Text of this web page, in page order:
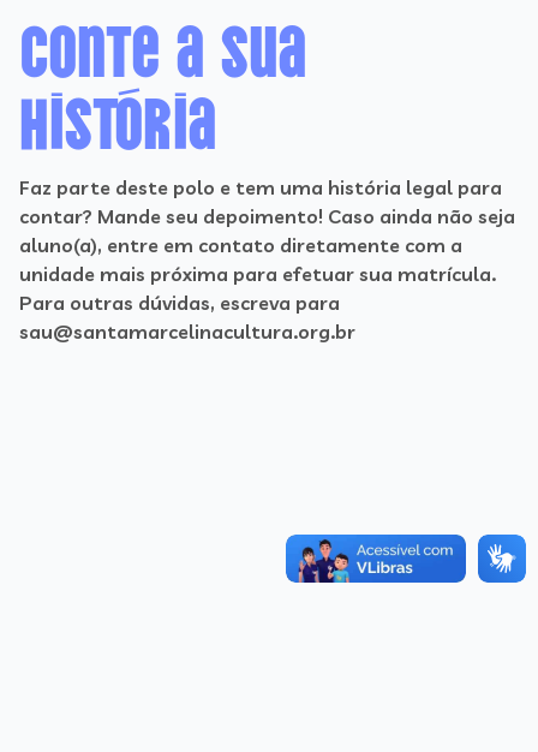
Conte a sua
história
Faz parte deste polo e tem uma história legal para
contar? Mande seu depoimento! Caso ainda não seja
aluno(a), entre em contato diretamente com a
unidade mais próxima para efetuar sua matrícula.
Para outras dúvidas, escreva para
sau@santamarcelinacultura.org.br